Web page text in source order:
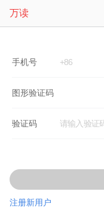
万读
手机号
图形验证码
验证码
注册新用户